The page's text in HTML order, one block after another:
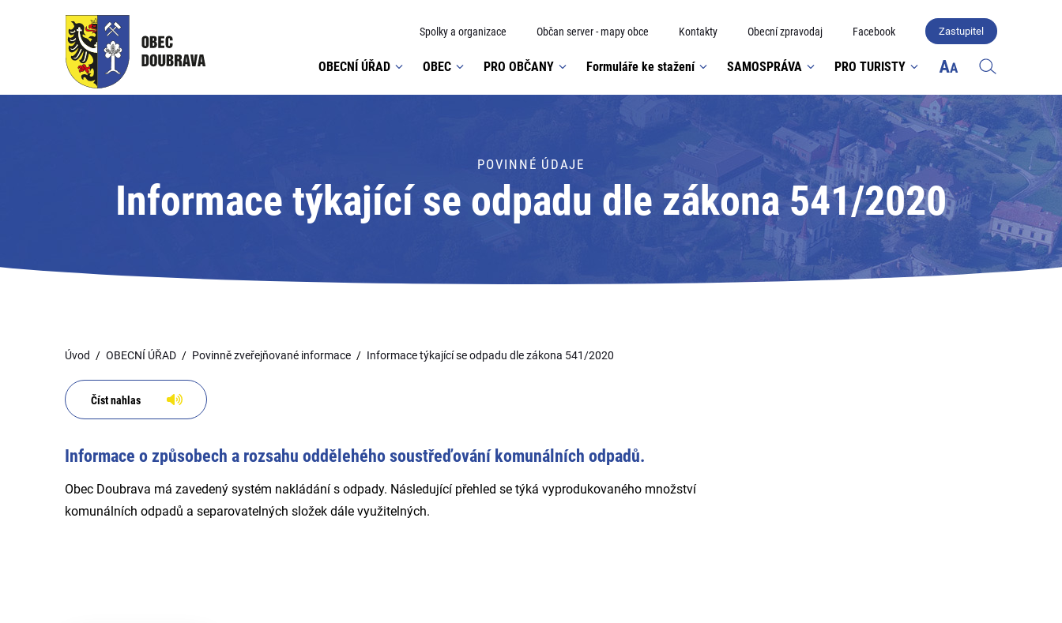
Spolky a organizace Občan server - mapy obce Kontakty Obecní zpravodaj Facebook Zastupitel
OBECNÍ ÚŘAD OBEC PRO OBČANY Formuláře ke stažení SAMOSPRÁVA PRO TURISTY
POVINNÉ ÚDAJE
Informace týkající se odpadu dle zákona 541/2020
Úvod OBECNÍ ÚŘAD Povinně zveřejňované informace Informace týkající se odpadu dle zákona 541/2020
Číst nahlas
Informace o způsobech a rozsahu oddělehého soustřeďování komunálních odpadů.
Obec Doubrava má zavedený systém nakládání s odpady. Následující přehled se týká vyprodukovaného množství
komunálních odpadů a separovatelných složek dále využitelných.